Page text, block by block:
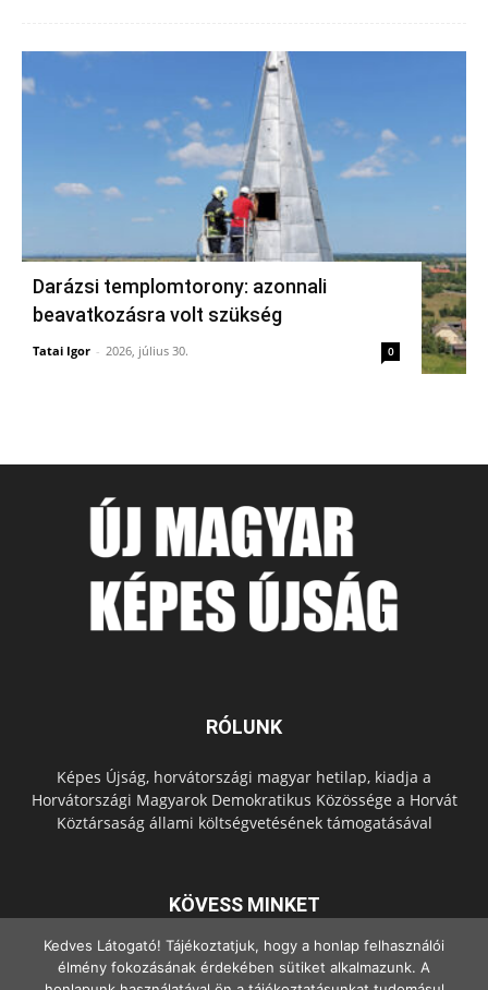
Darázsi templomtorony: azonnali
beavatkozásra volt szükség
Tatai Igor - 2026, július 30. 0
RÓLUNK
Képes Újság, horvátországi magyar hetilap, kiadja a
Horvátországi Magyarok Demokratikus Közössége a Horvát
Köztársaság állami költségvetésének támogatásával
KÖVESS MINKET
Kedves Látogató! Tájékoztatjuk, hogy a honlap felhasználói
élmény fokozásának érdekében sütiket alkalmazunk. A